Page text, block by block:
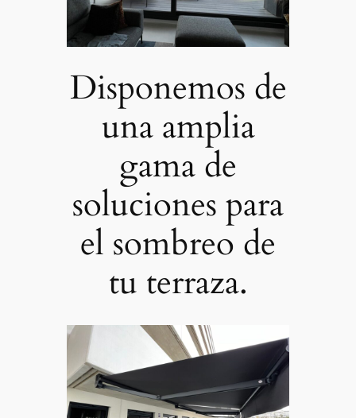
Disponemos de
una amplia
gama de
soluciones para
el sombreo de
tu terraza.